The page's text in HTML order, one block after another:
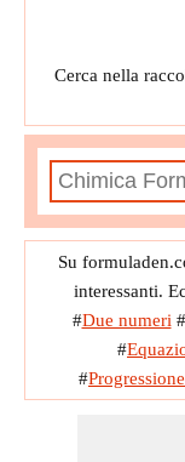
fx
fx Van der
fx Van der
fx Volume
x Volume
Cerca nella
Su
interessanti.
#Due numeri #
#
#